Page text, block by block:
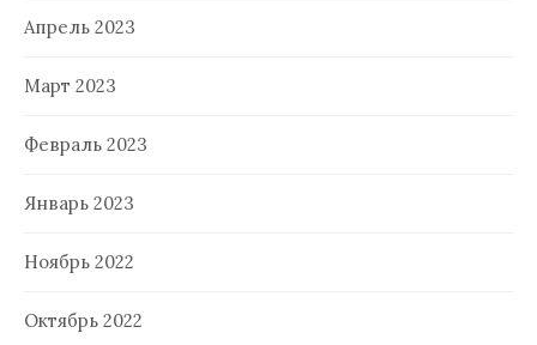
Апрель 2023
Март 2023
Февраль 2023
Январь 2023
Ноябрь 2022
Октябрь 2022